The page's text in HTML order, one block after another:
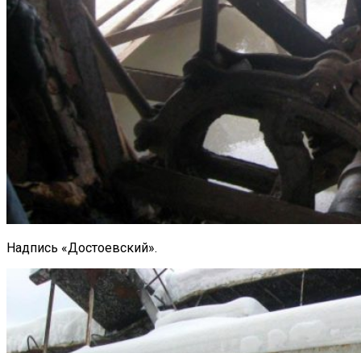
Надпись «Достоевский».